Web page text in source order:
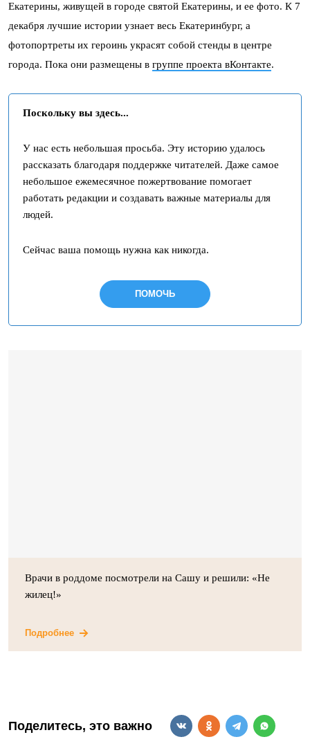
Екатерины, живущей в городе святой Екатерины, и ее фото. К 7
декабря лучшие истории узнает весь Екатеринбург, а
фотопортреты их героинь украсят собой стенды в центре
города. Пока они размещены в группе проекта вКонтакте.
Поскольку вы здесь...
У нас есть небольшая просьба. Эту историю удалось
рассказать благодаря поддержке читателей. Даже самое
небольшое ежемесячное пожертвование помогает
работать редакции и создавать важные материалы для
людей.
Сейчас ваша помощь нужна как никогда.
ПОМОЧЬ
Врачи в роддоме посмотрели на Сашу и решили: «Не
жилец!»
Подробнее
Поделитесь, это важно